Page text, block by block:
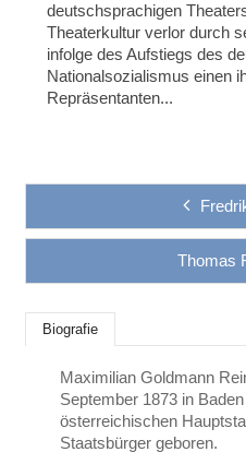
deutschsprachigen
Theaterkultur verlor durch
infolge des Aufstiegs des
Nationalsozialismus einen
Repräsentanten...
Thomas
Biografie
Maximilian Goldmann
September 1873 in
österreichischen
Staatsbürger geboren.